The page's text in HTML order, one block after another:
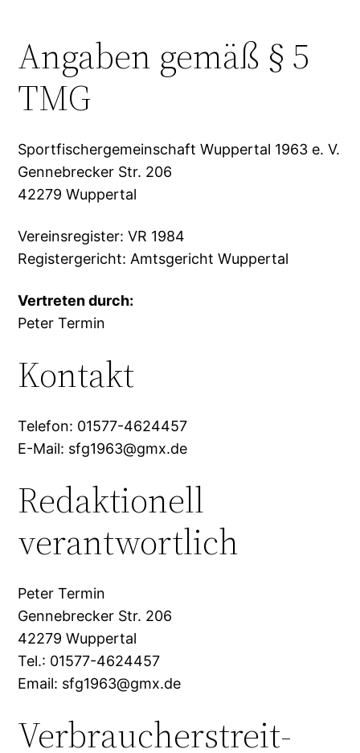
Angaben gemäß § 5
TMG
Sportfischergemeinschaft Wuppertal 1963 e. V.
Gennebrecker Str. 206
42279 Wuppertal
Vereinsregister: VR 1984
Registergericht: Amtsgericht Wuppertal
Vertreten durch:
Peter Termin
Kontakt
Telefon: 01577-4624457
E-Mail: sfg1963@gmx.de
Redaktionell
verantwortlich
Peter Termin
Gennebrecker Str. 206
42279 Wuppertal
Tel.: 01577-4624457
Email: sfg1963@gmx.de
Verbraucher­streit­